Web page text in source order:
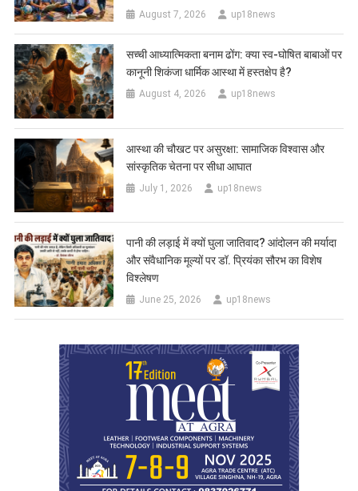
August 7, 2026 up18news
सच्ची आध्यात्मिकता बनाम ढोंग: क्या स्व-घोषित बाबाओं पर
कानूनी शिकंजा धार्मिक आस्था में हस्तक्षेप है?
August 4, 2026 up18news
आस्था की चौखट पर असुरक्षा: सामाजिक विश्वास और
सांस्कृतिक चेतना पर सीधा आघात
July 1, 2026 up18news
पानी की लड़ाई में क्यों घुला जातिवाद? आंदोलन की मर्यादा
और संवैधानिक मूल्यों पर डॉ. प्रियंका सौरभ का विशेष
विश्लेषण
June 25, 2026 up18news